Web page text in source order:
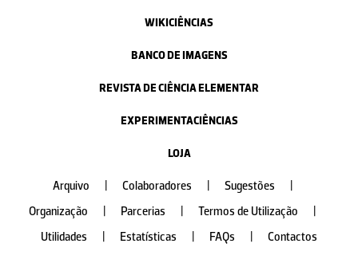
WIKICIÊNCIAS
BANCO DE IMAGENS
REVISTA DE CIÊNCIA ELEMENTAR
EXPERIMENTACIÊNCIAS
LOJA
Arquivo Colaboradores Sugestões
Organização
Parcerias Termos de Utilização
Utilidades
Estatísticas FAQs Contactos